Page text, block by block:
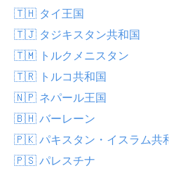
🇹🇭 タイ王国
🇹🇯 タジキスタン共和国
🇹🇲 トルクメニスタン
🇹🇷 トルコ共和国
🇳🇵 ネパール王国
🇧🇭 バーレーン
🇵🇰 パキスタン・イスラム共
🇵🇸 パレスチナ